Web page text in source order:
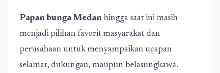
Papan bunga Medan hingga saat ini masih
menjadi pilihan favorit masyarakat dan
perusahaan untuk menyampaikan ucapan
selamat, dukungan, maupun belasungkawa.